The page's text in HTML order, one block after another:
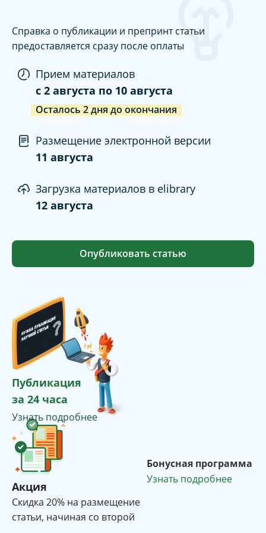
Справка о публикации и препринт статьи
предоставляется сразу после оплаты
Прием материалов
c 2 августа по 10 августа
Осталось 2дня до окончания
Размещение электронной версии
11 августа
Загрузка материалов в elibrary
12 августа
Опубликовать статью
Публикация
за 24 часа
Узнать подробнее
Акция
Cкидка 20% на размещение
статьи, начиная со второй
Бонусная программа
Узнать подробнее